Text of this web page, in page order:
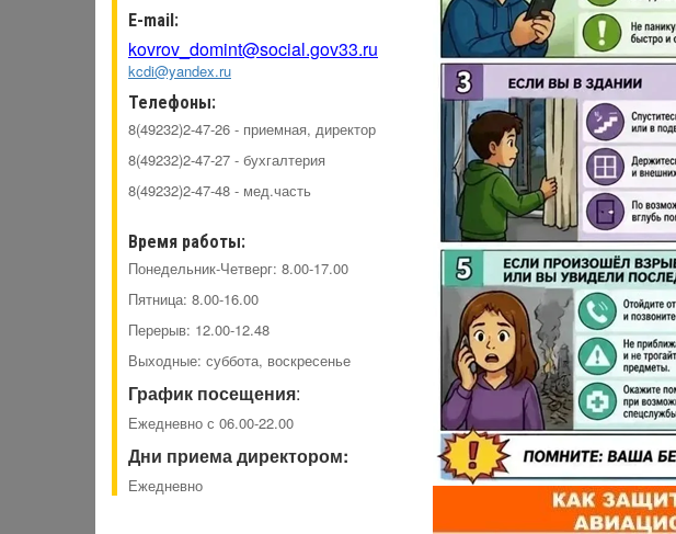
E-mail:
kovrov_domint@social.gov33.ru
kcdi@yandex.ru
Телефоны:
8(49232)2-47-26 - приемная, директор
8(49232)2-47-27 - бухгалтерия
8(49232)2-47-48 - мед.часть
Время работы:
Понедельник-Четверг: 8.00-17.00
Пятница: 8.00-16.00
Перерыв: 12.00-12.48
Выходные: суббота, воскресенье
График посещения:
Ежедневно с 06.00-22.00
Дни приема директором:
Ежедневно